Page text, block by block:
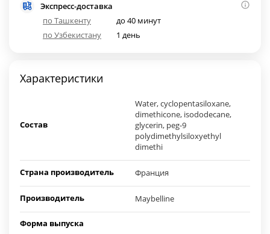
Экспресс-доставка
по Ташкенту
до 40 минут
по Узбекистану
1 день
Характеристики
Состав
Water, cyclopentasiloxane,
dimethicone, isododecane,
glycerin, peg-9
polydimethylsiloxyethyl
dimethi
Страна производитель Франция
Производитель Maybelline
Форма выпуска